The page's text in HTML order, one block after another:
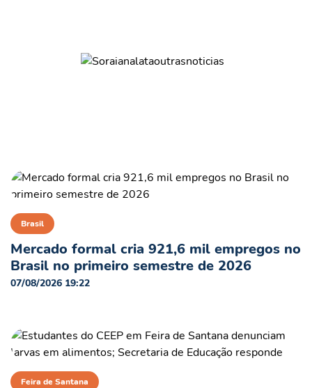
Brasil
Mercado formal cria 921,6 mil empregos no
Brasil no primeiro semestre de 2026
07/08/2026 19:22
Feira de Santana